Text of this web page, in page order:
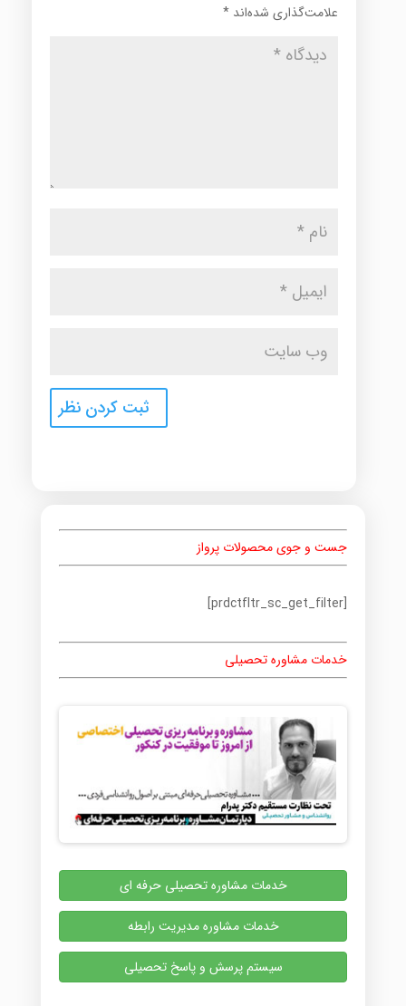
علامت‌گذاری شده‌اند *
جست و جوی محصولات پرواز
[prdctfltr_sc_get_filter]
خدمات مشاوره تحصیلی
خدمات مشاوره تحصیلی حرفه ای
خدمات مشاوره مدیریت رابطه
سیستم پرسش و پاسخ تحصیلی